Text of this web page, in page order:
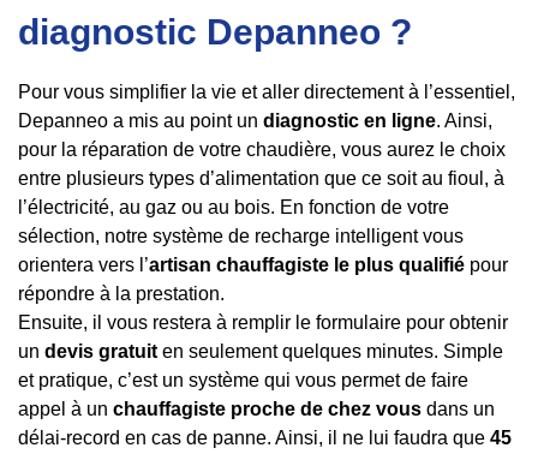
diagnostic Depanneo ?
Pour vous simplifier la vie et aller directement à l’essentiel,
Depanneo a mis au point un diagnostic en ligne. Ainsi,
pour la réparation de votre chaudière, vous aurez le choix
entre plusieurs types d’alimentation que ce soit au fioul, à
l’électricité, au gaz ou au bois. En fonction de votre
sélection, notre système de recharge intelligent vous
orientera vers l’artisan chauffagiste le plus qualifié pour
répondre à la prestation.
Ensuite, il vous restera à remplir le formulaire pour obtenir
un devis gratuit en seulement quelques minutes. Simple
et pratique, c’est un système qui vous permet de faire
appel à un chauffagiste proche de chez vous dans un
délai-record en cas de panne. Ainsi, il ne lui faudra que 45